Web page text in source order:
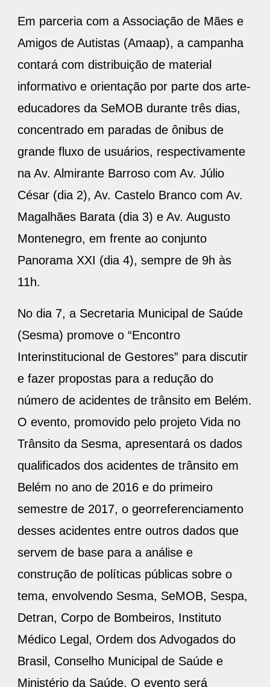
Em parceria com a Associação de Mães e
Amigos de Autistas (Amaap), a campanha
contará com distribuição de material
informativo e orientação por parte dos arte-
educadores da SeMOB durante três dias,
concentrado em paradas de ônibus de
grande fluxo de usuários, respectivamente
na Av. Almirante Barroso com Av. Júlio
César (dia 2), Av. Castelo Branco com Av.
Magalhães Barata (dia 3) e Av. Augusto
Montenegro, em frente ao conjunto
Panorama XXI (dia 4), sempre de 9h às
11h.
No dia 7, a Secretaria Municipal de Saúde
(Sesma) promove o “Encontro
Interinstitucional de Gestores” para discutir
e fazer propostas para a redução do
número de acidentes de trânsito em Belém.
O evento, promovido pelo projeto Vida no
Trânsito da Sesma, apresentará os dados
qualificados dos acidentes de trânsito em
Belém no ano de 2016 e do primeiro
semestre de 2017, o georreferenciamento
desses acidentes entre outros dados que
servem de base para a análise e
construção de políticas públicas sobre o
tema, envolvendo Sesma, SeMOB, Sespa,
Detran, Corpo de Bombeiros, Instituto
Médico Legal, Ordem dos Advogados do
Brasil, Conselho Municipal de Saúde e
Ministério da Saúde. O evento será